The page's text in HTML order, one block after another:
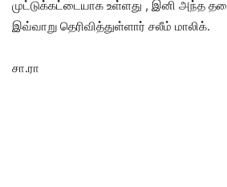
முட்டுக்கட்டையாக உள்ளது , இனி அந்த
இவ்வாறு தெரிவித்துள்ளார் சலீம் மாலிக்.
சா.ரா